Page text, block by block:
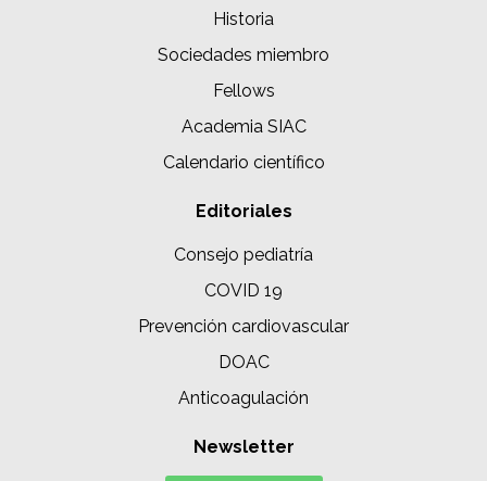
Historia
Sociedades miembro
Fellows
Academia SIAC
Calendario científico
Editoriales
Consejo pediatría
COVID 19
Prevención cardiovascular
DOAC
Anticoagulación
Newsletter